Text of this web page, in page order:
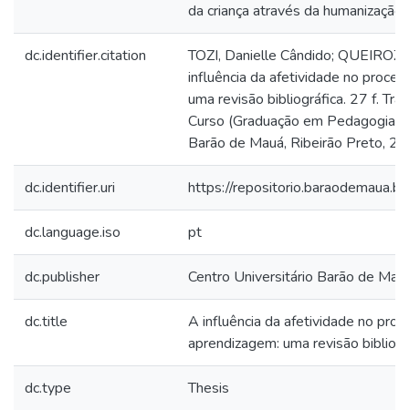
da criança através da humanização.
dc.identifier.citation
TOZI, Danielle Cândido;
influência da afetividade no
uma revisão bibliográfica. 27 f.
Curso (Graduação em Pedagogia)
Barão de Mauá, Ribeirão Preto,
dc.identifier.uri https://
dc.language.iso pt
dc.publisher Centro Universitário Barão de
dc.title
A influência da afetividade no
aprendizagem: uma revisão
dc.type Thesis